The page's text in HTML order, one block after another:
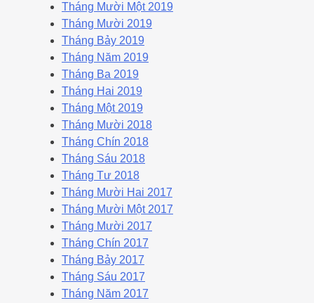
Tháng Mười Một 2019
Tháng Mười 2019
Tháng Bảy 2019
Tháng Năm 2019
Tháng Ba 2019
Tháng Hai 2019
Tháng Một 2019
Tháng Mười 2018
Tháng Chín 2018
Tháng Sáu 2018
Tháng Tư 2018
Tháng Mười Hai 2017
Tháng Mười Một 2017
Tháng Mười 2017
Tháng Chín 2017
Tháng Bảy 2017
Tháng Sáu 2017
Tháng Năm 2017